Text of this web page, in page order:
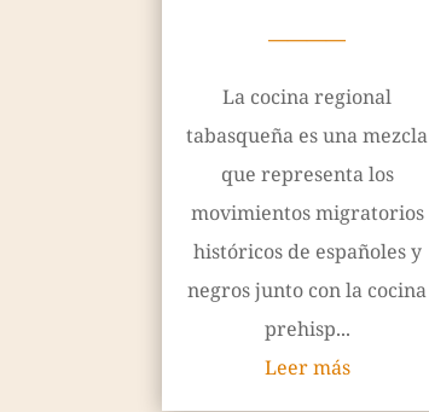
————
La cocina regional
tabasqueña es una mezcla
que representa los
movimientos migratorios
históricos de españoles y
negros junto con la cocina
prehisp...
Leer más